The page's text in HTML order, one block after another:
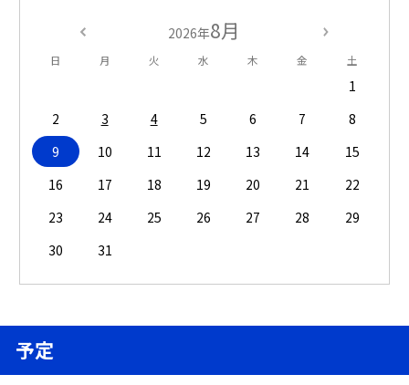
2026年8月
日 月 火 水 木 金 土
1
2
3 4 5 6 7
8
9
10 11 12 13 14
15
16
17 18 19 20 21
22
23
24 25 26 27 28
29
30
31
予定